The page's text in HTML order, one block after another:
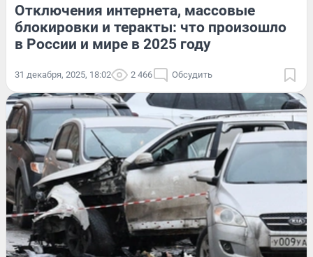
Отключения интернета, массовые
блокировки и теракты: что произошло
в России и мире в 2025 году
31 декабря, 2025, 18:02 2 466 Обсудить